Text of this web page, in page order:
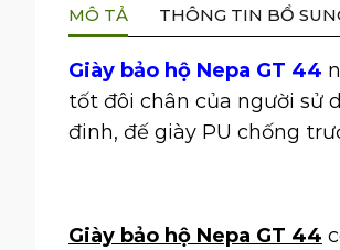
MÔ TẢ THÔNG TIN BỔ
Giày bảo hộ Nepa GT 44
tốt đôi chân của người sử
đinh, đế giày PU chống
Giày bảo hộ Nepa GT 44